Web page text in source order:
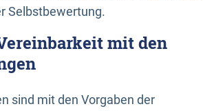
Selbstbewertung.
mit den
sind mit den Vorgaben der